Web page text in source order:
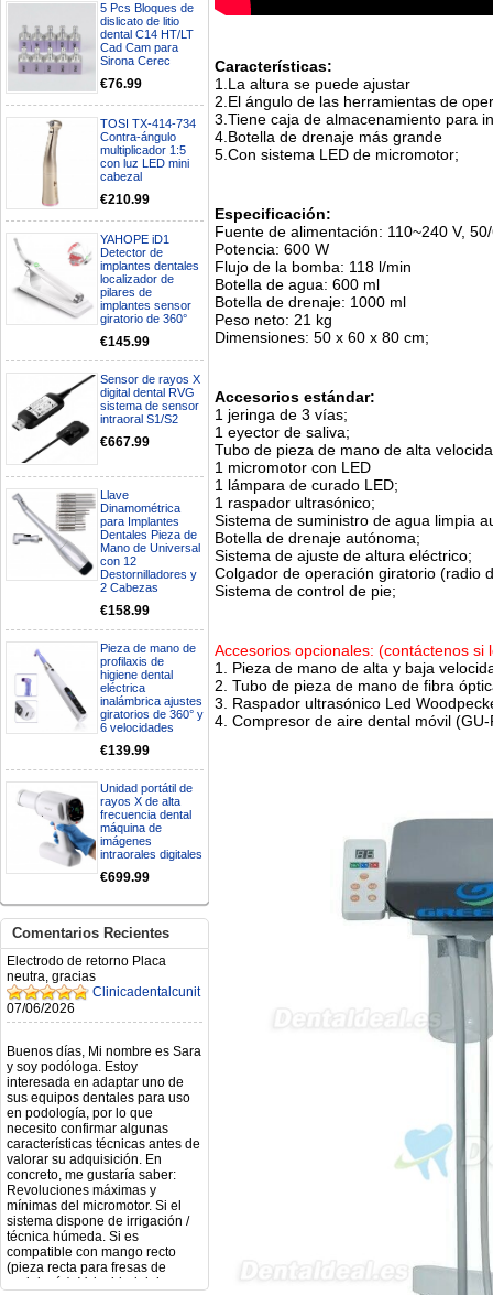
5 Pcs Bloques de
dislicato de litio
dental C14 HT/LT
Cad Cam para
Sirona Cerec
€76.99
TOSI TX-414-734
Contra-ángulo
multiplicador 1:5
con luz LED mini
cabezal
€210.99
YAHOPE iD1
Detector de
implantes dentales
localizador de
pilares de
implantes sensor
giratorio de 360°
€145.99
Sensor de rayos X
digital dental RVG
sistema de sensor
intraoral S1/S2
€667.99
Llave
Dinamométrica
para Implantes
Dentales Pieza de
Mano de Universal
con 12
Destornilladores y
2 Cabezas
€158.99
Pieza de mano de
profilaxis de
higiene dental
eléctrica
inalámbrica ajustes
giratorios de 360° y
6 velocidades
€139.99
Unidad portátil de
rayos X de alta
frecuencia dental
máquina de
imágenes
intraorales digitales
€699.99
Comentarios Recientes
Boa noite gostaria de saber se
seria possível entrega em
Portugal e quanto tempo no
máximo demoraria pra a morada
av Francisco Sá Carneiro n40
5430-423 Valpacos do seguinte
inalámbrico IPR pieza de mano
ortodoncia y pulido 2 en 1.
Rita
29/07/2026
Mi formulario de pedido: S /
N.2026060712980804 ,
BUENOS DIAS CUANDO
RECIBIRE MI PEDIDO,
clinicadentalcunit
11/06/2026
Hola buenos días respecto al
Artículo. DDE0032580
electróbisturí, quisiera saber si
tiene una "toma a tierra" lo que
va conectado al paciente, placa
neutra.Placa de retorno,
Electrodo de retorno Placa
neutra, gracias
Clinicadentalcunit
07/06/2026
Buenos días, Mi nombre es Sara
interesada en adaptar uno de
sus equipos dentales para uso
en podología, por lo que
necesito confirmar algunas
características técnicas antes de
valorar su adquisición. En
concreto, me gustaría saber:
Revoluciones máximas y
mínimas del micromotor. Si el
sistema dispone de irrigación /
técnica húmeda. Si es
compatible con mango recto
(pieza recta para fresas de
podología). Velocidad del
mango recto. Si dispone de
mango rápido y sus
Características:
1.La altura se puede ajustar
2.El ángulo de las herramientas de
3.Tiene caja de almacenamiento para
4.Botella de drenaje más grande
5.Con sistema LED de micromotor;
Especificación:
Fuente de alimentación: 110~240 V,
Potencia: 600 W
Flujo de la bomba: 118 l/min
Botella de agua: 600 ml
Botella de drenaje: 1000 ml
Peso neto: 21 kg
Dimensiones: 50 x 60 x 80 cm;
Accesorios estándar:
1 jeringa de 3 vías;
1 eyector de saliva;
Tubo de pieza de mano de alta
1 micromotor con LED
1 lámpara de curado LED;
1 raspador ultrasónico;
Sistema de suministro de agua limpia
Botella de drenaje autónoma;
Sistema de ajuste de altura eléctrico;
Colgador de operación giratorio (radio
Sistema de control de pie;
Accesorios opcionales: (contáctenos si
1. Pieza de mano de alta y baja
2. Tubo de pieza de mano de fibra
3. Raspador ultrasónico Led
4. Compresor de aire dental móvil